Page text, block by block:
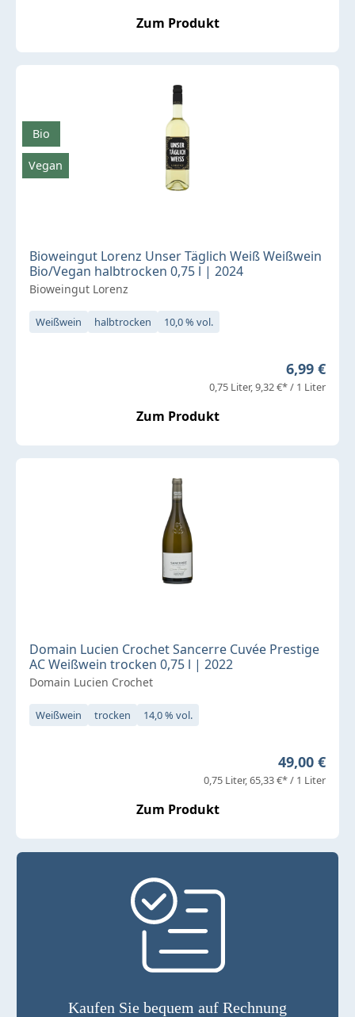
Zum Produkt
Bioweingut Lorenz Unser Täglich Weiß Weißwein
Bio/Vegan halbtrocken 0,75 l | 2024
Bioweingut Lorenz
Weißwein halbtrocken 10,0 % vol.
Regulärer
6,99 €
0,75 Liter 9,32 €* / 1 Liter
Zum Produkt
Bio
Vegan
Domain Lucien Crochet Sancerre Cuvée Prestige
AC Weißwein trocken 0,75 l | 2022
Domain Lucien Crochet
Weißwein trocken 14,0 % vol.
Regulärer
49,00 €
0,75 Liter 65,33 €* / 1 Liter
Zum Produkt
Kaufen Sie bequem auf Rechnung